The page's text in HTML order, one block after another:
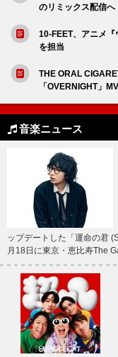
のリミックス配信へ
10-FEET、アニメ
を担当
THE ORAL
「OVERNIGHT」
音楽ニュース
ップデートした「運命の君
月18日に東京・恵比寿The